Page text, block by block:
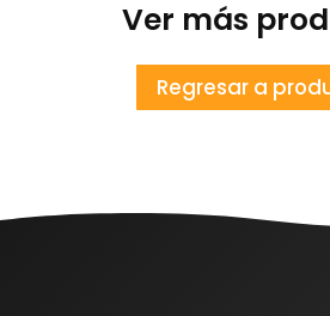
Ver más
Regresar a